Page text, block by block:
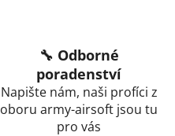
🔧 Odborné
poradenství
Napište nám, naši profíci z
oboru army-airsoft jsou tu
pro vás